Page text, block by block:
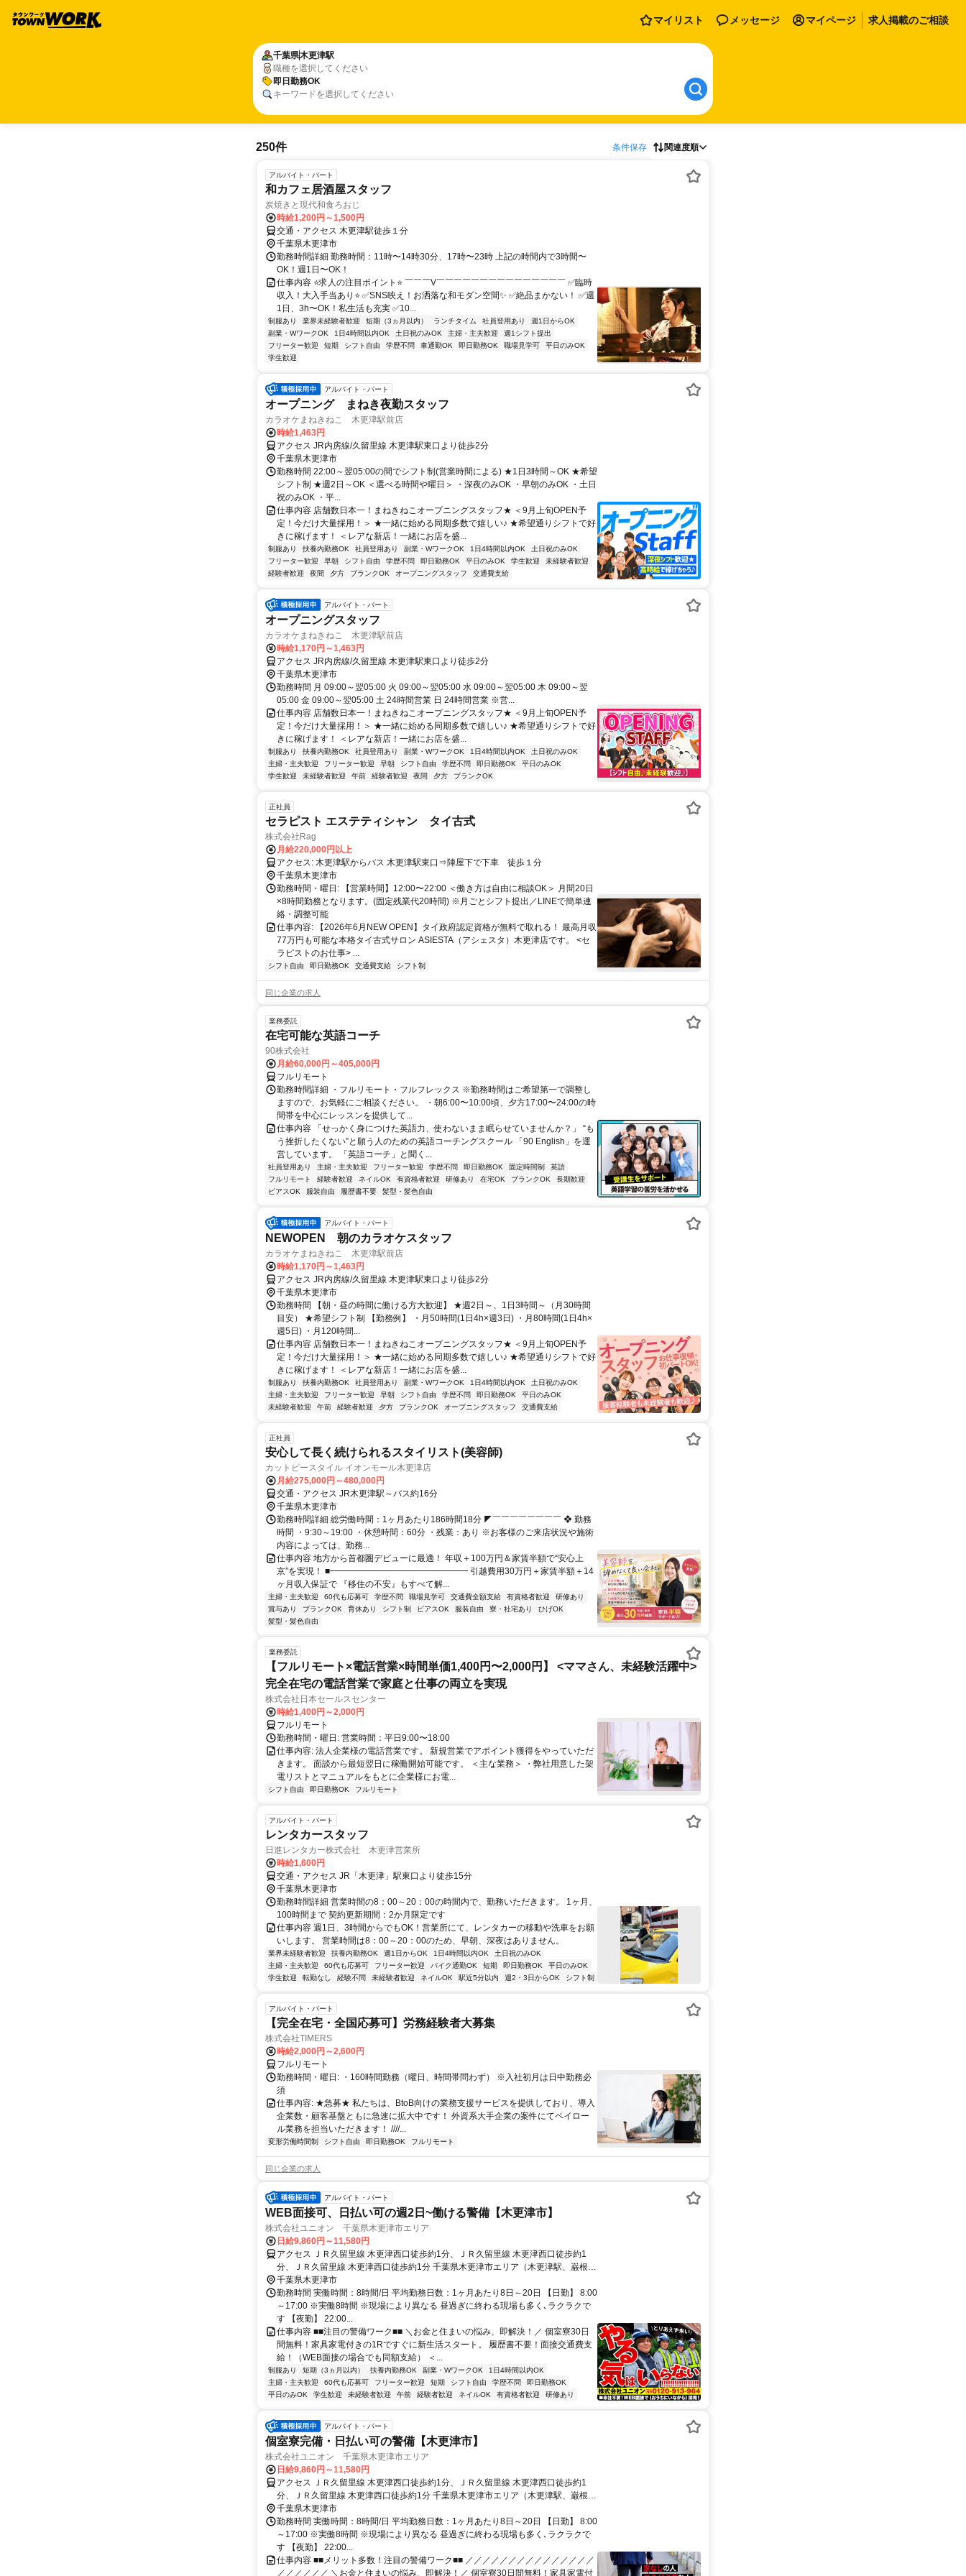
マイリスト メッセージ マイページ 求人掲載のご相談
千葉県木更津駅
職種を選択してください
即日勤務OK
キーワードを選択してください
250件 条件保存 関連度順
アルバイト・パート
和カフェ居酒屋スタッフ
炭焼きと現代和食ろおじ
時給1,200円～1,500円
交通・アクセス 木更津駅徒歩１分
千葉県木更津市
勤務時間詳細 勤務時間：11時〜14時30分、17時〜23時 上記の時間内で3時間〜
OK！週1日〜OK！
仕事内容 ⭐求人の注目ポイント⭐ ￣￣￣V￣￣￣￣￣￣￣￣￣￣￣￣￣￣￣ ✅臨時
収入！大入手当あり⭐ ✅SNS映え！お洒落な和モダン空間✨ ✅絶品まかない！ ✅週
1日、3h〜OK！私生活も充実 ✅10...
制服あり 業界未経験者歓迎 短期（3ヵ月以内） ランチタイム 社員登用あり
週1日からOK
副業・WワークOK
1日4時間以内OK 土日祝のみOK 主婦・主夫歓迎
週1シフト提出
フリーター歓迎
短期 シフト自由 学歴不問 車通勤OK 即日勤務OK 職場見学可
平日のみOK
学生歓迎
アルバイト・パート
オープニング まねき夜勤スタッフ
カラオケまねきねこ 木更津駅前店
時給1,463円
アクセス JR内房線/久留里線 木更津駅東口より徒歩2分
千葉県木更津市
勤務時間 22:00～翌05:00の間でシフト制(営業時間による) ★1日3時間～OK ★希望
シフト制 ★週2日～OK ＜選べる時間や曜日＞ ・深夜のみOK ・早朝のみOK ・土日
祝のみOK ・平...
仕事内容 店舗数日本一！まねきねこオープニングスタッフ★ ＜9月上旬OPEN予
定！今だけ大量採用！＞ ★一緒に始める同期多数で嬉しい♪ ★希望通りシフトで好
きに稼げます！ ＜レアな新店！一緒にお店を盛...
制服あり 扶養内勤務OK 社員登用あり 副業・WワークOK 1日4時間以内OK
土日祝のみOK
フリーター歓迎
早朝 シフト自由 学歴不問 即日勤務OK 平日のみOK 学生歓迎
未経験者歓迎
経験者歓迎
夜間 夕方 ブランクOK オープニングスタッフ 交通費支給
アルバイト・パート
オープニングスタッフ
カラオケまねきねこ 木更津駅前店
時給1,170円～1,463円
アクセス JR内房線/久留里線 木更津駅東口より徒歩2分
千葉県木更津市
勤務時間 月 09:00～翌05:00 火 09:00～翌05:00 水 09:00～翌05:00 木 09:00～翌
05:00 金 09:00～翌05:00 土 24時間営業 日 24時間営業 ※営...
仕事内容 店舗数日本一！まねきねこオープニングスタッフ★ ＜9月上旬OPEN予
定！今だけ大量採用！＞ ★一緒に始める同期多数で嬉しい♪ ★希望通りシフトで好
きに稼げます！ ＜レアな新店！一緒にお店を盛...
制服あり 扶養内勤務OK 社員登用あり 副業・WワークOK 1日4時間以内OK
土日祝のみOK
主婦・主夫歓迎
フリーター歓迎 早朝 シフト自由 学歴不問 即日勤務OK
平日のみOK
学生歓迎
未経験者歓迎 午前 経験者歓迎 夜間 夕方 ブランクOK
正社員
セラピスト エステティシャン タイ古式
株式会社Rag
月給220,000円以上
アクセス: 木更津駅からバス 木更津駅東口⇒陣屋下で下車 徒歩１分
千葉県木更津市
勤務時間・曜日: 【営業時間】12:00〜22:00 ＜働き方は自由に相談OK＞ 月間20日
×8時間勤務となります。(固定残業代20時間) ※月ごとシフト提出／LINEで簡単連
絡・調整可能
仕事内容: 【2026年6月NEW OPEN】タイ政府認定資格が無料で取れる！ 最高月収
77万円も可能な本格タイ古式サロン ASIESTA（アシェスタ）木更津店です。 <セ
ラピストのお仕事> ...
シフト自由 即日勤務OK 交通費支給 シフト制
同じ企業の求人
業務委託
在宅可能な英語コーチ
90株式会社
月給60,000円～405,000円
フルリモート
勤務時間詳細 ・フルリモート・フルフレックス ※勤務時間はご希望第一で調整し
ますので、お気軽にご相談ください。 ・朝6:00〜10:00頃、夕方17:00〜24:00の時
間帯を中心にレッスンを提供して...
仕事内容 「せっかく身につけた英語力、使わないまま眠らせていませんか？」 “も
う挫折したくない”と願う人のための英語コーチングスクール 「90 English」を運
営しています。 「英語コーチ」と聞く...
社員登用あり 主婦・主夫歓迎 フリーター歓迎 学歴不問 即日勤務OK 固定時間制
英語
フルリモート
経験者歓迎 ネイルOK 有資格者歓迎 研修あり 在宅OK ブランクOK
長期歓迎
ピアスOK
服装自由 履歴書不要 髪型・髪色自由
アルバイト・パート
NEWOPEN 朝のカラオケスタッフ
カラオケまねきねこ 木更津駅前店
時給1,170円～1,463円
アクセス JR内房線/久留里線 木更津駅東口より徒歩2分
千葉県木更津市
勤務時間 【朝・昼の時間に働ける方大歓迎】 ★週2日～、1日3時間～（月30時間
目安） ★希望シフト制 【勤務例】 ・月50時間(1日4h×週3日) ・月80時間(1日4h×
週5日) ・月120時間...
仕事内容 店舗数日本一！まねきねこオープニングスタッフ★ ＜9月上旬OPEN予
定！今だけ大量採用！＞ ★一緒に始める同期多数で嬉しい♪ ★希望通りシフトで好
きに稼げます！ ＜レアな新店！一緒にお店を盛...
制服あり 扶養内勤務OK 社員登用あり 副業・WワークOK 1日4時間以内OK
土日祝のみOK
主婦・主夫歓迎
フリーター歓迎 早朝 シフト自由 学歴不問 即日勤務OK
平日のみOK
未経験者歓迎
午前 経験者歓迎 夕方 ブランクOK オープニングスタッフ 交通費支給
正社員
安心して長く続けられるスタイリスト(美容師)
カットビースタイル イオンモール木更津店
月給275,000円～480,000円
交通・アクセス JR木更津駅～バス約16分
千葉県木更津市
勤務時間詳細 総労働時間：1ヶ月あたり186時間18分 ◤￣￣￣￣￣￣￣￣ ❖ 勤務
時間 ・9:30～19:00 ・休憩時間：60分 ・残業：あり ※お客様のご来店状況や施術
内容によっては、勤務...
仕事内容 地方から首都圏デビューに最適！ 年収＋100万円＆家賃半額で“安心上
京”を実現！ ■━━━━━━━━━━━━━━━━ 引越費用30万円＋家賃半額＋14
ヶ月収入保証で 『移住の不安』もすべて解...
主婦・主夫歓迎 60代も応募可 学歴不問 職場見学可 交通費全額支給 有資格者歓迎
研修あり
賞与あり
ブランクOK 育休あり シフト制 ピアスOK 服装自由 寮・社宅あり
ひげOK
髪型・髪色自由
業務委託
【フルリモート×電話営業×時間単価1,400円〜2,000円】 <ママさん、未経験活躍中>
完全在宅の電話営業で家庭と仕事の両立を実現
株式会社日本セールスセンター
時給1,400円～2,000円
フルリモート
勤務時間・曜日: 営業時間：平日9:00〜18:00
仕事内容: 法人企業様の電話営業です。 新規営業でアポイント獲得をやっていただ
きます。 面談から最短翌日に稼働開始可能です。 ＜主な業務＞ ・弊社用意した架
電リストとマニュアルをもとに企業様にお電...
シフト自由 即日勤務OK フルリモート
アルバイト・パート
レンタカースタッフ
日進レンタカー株式会社 木更津営業所
時給1,600円
交通・アクセス JR「木更津」駅東口より徒歩15分
千葉県木更津市
勤務時間詳細 営業時間の8：00～20：00の時間内で、勤務いただきます。 1ヶ月、
100時間まで 契約更新期間：2か月限定です
仕事内容 週1日、3時間からでもOK！営業所にて、レンタカーの移動や洗車をお願
いします。 営業時間は8：00～20：00のため、早朝、深夜はありません。
業界未経験者歓迎 扶養内勤務OK 週1日からOK 1日4時間以内OK
土日祝のみOK
主婦・主夫歓迎
60代も応募可 フリーター歓迎 バイク通勤OK 短期 即日勤務OK
平日のみOK
学生歓迎
転勤なし 経験不問 未経験者歓迎 ネイルOK 駅近5分以内 週2・3日からOK シフト制
アルバイト・パート
【完全在宅・全国応募可】労務経験者大募集
株式会社TIMERS
時給2,000円～2,600円
フルリモート
勤務時間・曜日: ・160時間勤務（曜日、時間帯問わず） ※入社初月は日中勤務必
須
仕事内容: ★急募★ 私たちは、BtoB向けの業務支援サービスを提供しており、導入
企業数・顧客基盤ともに急速に拡大中です！ 外資系大手企業の案件にてペイロー
ル業務を担当いただきます！ ////...
変形労働時間制 シフト自由 即日勤務OK フルリモート
同じ企業の求人
アルバイト・パート
WEB面接可、日払い可の週2日~働ける警備【木更津市】
株式会社ユニオン 千葉県木更津市エリア
日給9,860円～11,580円
アクセス ＪＲ久留里線 木更津西口徒歩約1分、ＪＲ久留里線 木更津西口徒歩約1
分、ＪＲ久留里線 木更津西口徒歩約1分 千葉県木更津市エリア（木更津駅、巌根
駅、祇園駅、上総清川駅、東清川駅、馬来田駅等）
千葉県木更津市
勤務時間 実働時間：8時間/日 平均勤務日数：1ヶ月あたり8日～20日 【日勤】 8:00
～17:00 ※実働8時間 ※現場により異なる 昼過ぎに終わる現場も多く､ラクラクで
す 【夜勤】 22:00...
仕事内容 ■■注目の警備ワーク■■ ＼お金と住まいの悩み、即解決！／ 個室寮30日
間無料！家具家電付きの1Rですぐに新生活スタート。 履歴書不要！面接交通費支
給！（WEB面接の場合でも同額支給） ＜...
制服あり 短期（3ヵ月以内） 扶養内勤務OK 副業・WワークOK
1日4時間以内OK
主婦・主夫歓迎
60代も応募可 フリーター歓迎 短期 シフト自由 学歴不問
即日勤務OK
平日のみOK
学生歓迎 未経験者歓迎 午前 経験者歓迎 ネイルOK 有資格者歓迎 研修あり
アルバイト・パート
個室寮完備・日払い可の警備【木更津市】
株式会社ユニオン 千葉県木更津市エリア
日給9,860円～11,580円
アクセス ＪＲ久留里線 木更津西口徒歩約1分、ＪＲ久留里線 木更津西口徒歩約1
分、ＪＲ久留里線 木更津西口徒歩約1分 千葉県木更津市エリア（木更津駅、巌根
駅、祇園駅、上総清川駅、東清川駅、馬来田駅等）
千葉県木更津市
勤務時間 実働時間：8時間/日 平均勤務日数：1ヶ月あたり8日～20日 【日勤】 8:00
～17:00 ※実働8時間 ※現場により異なる 昼過ぎに終わる現場も多く､ラクラクで
す 【夜勤】 22:00...
仕事内容 ■■メリット多数！注目の警備ワーク■■ ／／／／／／／／／／／／／／／
／／／／／／ ＼お金と住まいの悩み、即解決！／ 個室寮30日間無料！家具家電付